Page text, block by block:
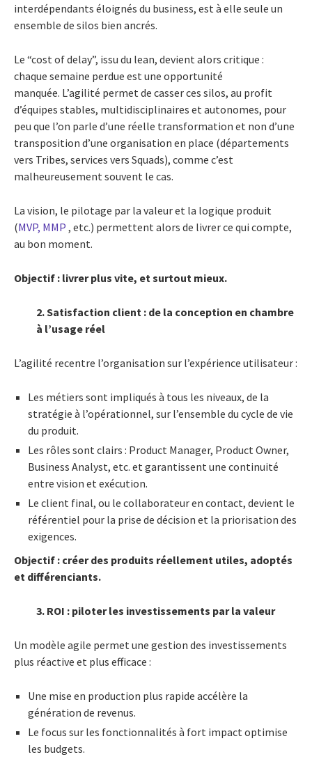
interdépendants éloignés du business, est à elle seule un
ensemble de silos bien ancrés.
Le “cost of delay”, issu du lean, devient alors critique :
chaque semaine perdue est une opportunité
manquée. L’agilité permet de casser ces silos, au profit
d’équipes stables, multidisciplinaires et autonomes, pour
peu que l’on parle d’une réelle transformation et non d’une
transposition d’une organisation en place (départements
vers Tribes, services vers Squads), comme c’est
malheureusement souvent le cas.
La vision, le pilotage par la valeur et la logique produit
(MVP, MMP , etc.) permettent alors de livrer ce qui compte,
au bon moment.
Objectif : livrer plus vite, et surtout mieux.
2. Satisfaction client : de la conception en chambre
à l’usage réel
L’agilité recentre l’organisation sur l’expérience utilisateur :
Les métiers sont impliqués à tous les niveaux, de la
stratégie à l’opérationnel, sur l’ensemble du cycle de vie
du produit.
Les rôles sont clairs : Product Manager, Product Owner,
Business Analyst, etc. et garantissent une continuité
entre vision et exécution.
Le client final, ou le collaborateur en contact, devient le
référentiel pour la prise de décision et la priorisation des
exigences.
Objectif : créer des produits réellement utiles, adoptés
et différenciants.
3. ROI : piloter les investissements par la valeur
Un modèle agile permet une gestion des investissements
plus réactive et plus efficace :
Une mise en production plus rapide accélère la
génération de revenus.
Le focus sur les fonctionnalités à fort impact optimise
les budgets.